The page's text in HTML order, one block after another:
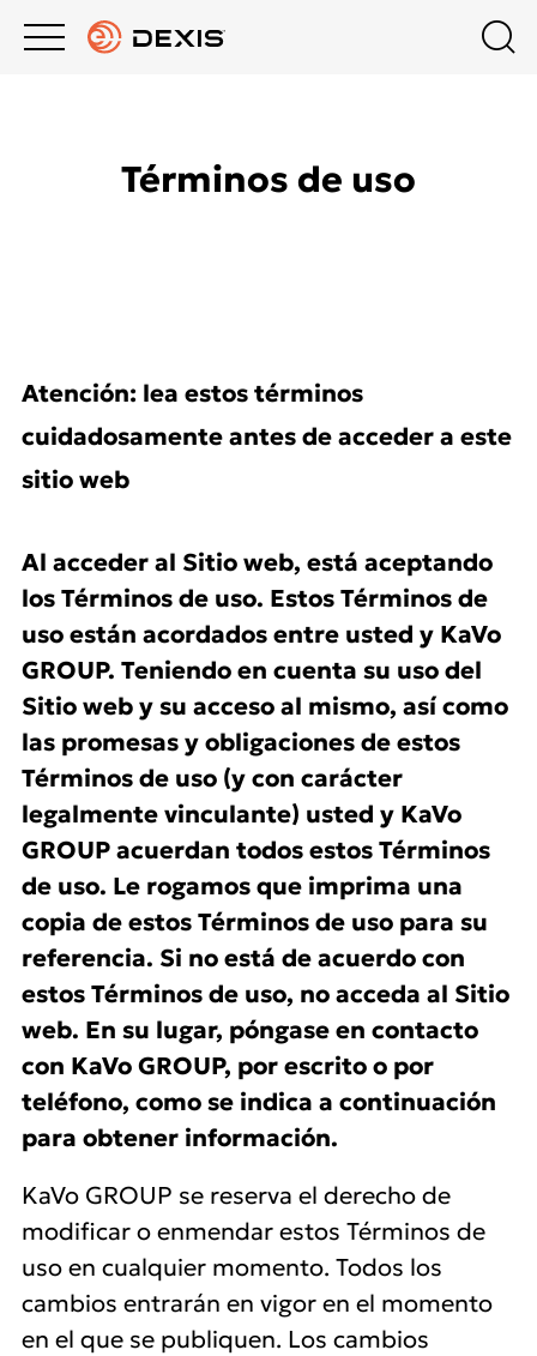
Imaging Software
Imágenes Extraorales
Términos de uso
Atención: lea estos términos
cuidadosamente antes de acceder a este
sitio web
Al acceder al Sitio web, está aceptando
los Términos de uso. Estos Términos de
uso están acordados entre usted y KaVo
GROUP. Teniendo en cuenta su uso del
Sitio web y su acceso al mismo, así como
las promesas y obligaciones de estos
Términos de uso (y con carácter
legalmente vinculante) usted y KaVo
GROUP acuerdan todos estos Términos
de uso. Le rogamos que imprima una
copia de estos Términos de uso para su
referencia. Si no está de acuerdo con
estos Términos de uso, no acceda al Sitio
web. En su lugar, póngase en contacto
con KaVo GROUP, por escrito o por
teléfono, como se indica a continuación
para obtener información.
KaVo GROUP se reserva el derecho de
modificar o enmendar estos Términos de
uso en cualquier momento. Todos los
cambios entrarán en vigor en el momento
en el que se publiquen. Los cambios